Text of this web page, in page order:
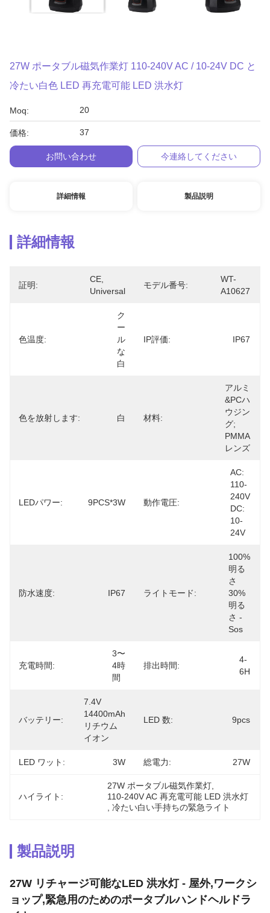
27W ポータブル磁気作業灯 110-240V AC / 10-24V DC と
冷たい白色 LED 再充電可能 LED 洪水灯
Moq: 20
価格: 37
お問い合わせ 今連絡してください
詳細情報 製品説明
詳細情報
証明:
CE,
Universal
モデル番号:
WT-
A10627
色温度:
ク
ー
ル
な
白
IP評価: IP67
色を放射します: 白 材料:
アルミ
&PCハ
ウジン
グ;
PMMA
レンズ
LEDパワー: 9PCS*3W 動作電圧:
AC:
110-
240V
DC:
10-
24V
防水速度: IP67 ライトモード:
100%
明る
さ
30%
明る
さ -
Sos
充電時間:
3〜
4時
間
排出時間:
4-
6H
バッテリー:
7.4V
14400mAh
リチウム
イオン
LED 数: 9pcs
LED ワット: 3W 総電力: 27W
ハイライト:
27W ポータブル磁気作業灯
110-240V AC 再充電可能 LED 洪水灯
, 冷たい白い手持ちの緊急ライト
製品説明
27W リチャージ可能なLED 洪水灯 - 屋外,ワークシ
ョップ,緊急用のためのポータブルハンドヘルドラ